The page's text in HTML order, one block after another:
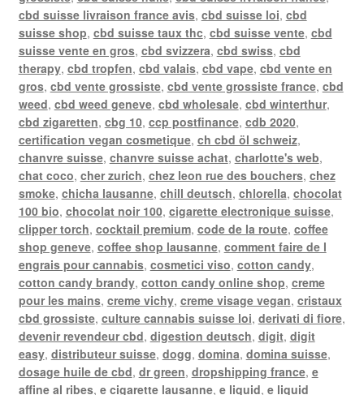
cbd suisse livraison france avis, cbd suisse loi, cbd
suisse shop, cbd suisse taux thc, cbd suisse vente, cbd
suisse vente en gros, cbd svizzera, cbd swiss, cbd
therapy, cbd tropfen, cbd valais, cbd vape, cbd vente en
gros, cbd vente grossiste, cbd vente grossiste france, cbd
weed, cbd weed geneve, cbd wholesale, cbd winterthur,
cbd zigaretten, cbg 10, ccp postfinance, cdb 2020,
certification vegan cosmetique, ch cbd öl schweiz,
chanvre suisse, chanvre suisse achat, charlotte's web,
chat coco, cher zurich, chez leon rue des bouchers, chez
smoke, chicha lausanne, chill deutsch, chlorella, chocolat
100 bio, chocolat noir 100, cigarette electronique suisse,
clipper torch, cocktail premium, code de la route, coffee
shop geneve, coffee shop lausanne, comment faire de l
engrais pour cannabis, cosmetici viso, cotton candy,
cotton candy brandy, cotton candy online shop, creme
pour les mains, creme vichy, creme visage vegan, cristaux
cbd grossiste, culture cannabis suisse loi, derivati di fiore,
devenir revendeur cbd, digestion deutsch, digit, digit
easy, distributeur suisse, dogg, domina, domina suisse,
dosage huile de cbd, dr green, dropshipping france, e
affine al ribes, e cigarette lausanne, e liquid, e liquid